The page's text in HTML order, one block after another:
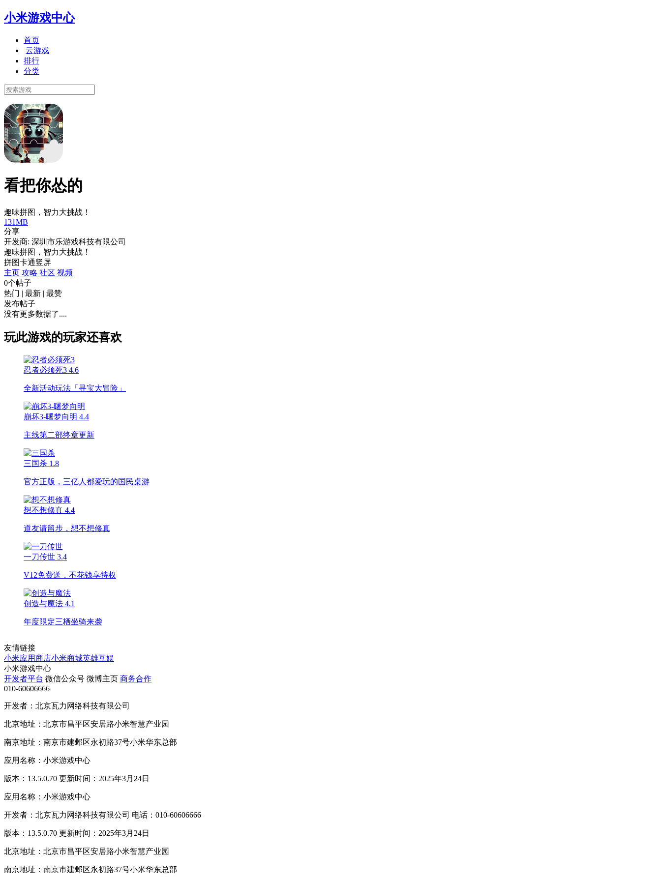
小米游戏中心
首页
云游戏
排行
分类
看把你怂的
趣味拼图，智力大挑战！
131MB
分享
开发商: 深圳市乐游戏科技有限公司
趣味拼图，智力大挑战！
拼图卡通竖屏
主页 攻略 社区 视频
0个帖子
热门 | 最新 | 最赞
发布帖子
没有更多数据了....
玩此游戏的玩家还喜欢
忍者必须死3 4.6
全新活动玩法「寻宝大冒险」
崩坏3-曙梦向明 4.4
主线第二部终章更新
三国杀 1.8
官方正版，三亿人都爱玩的国民桌游
想不想修真 4.4
道友请留步，想不想修真
一刀传世 3.4
V12免费送，不花钱享特权
创造与魔法 4.1
年度限定三栖坐骑来袭
友情链接
小米应用商店小米商城英雄互娱
小米游戏中心
开发者平台 微信公众号 微博主页 商务合作
010-60606666
开发者：北京瓦力网络科技有限公司
北京地址：北京市昌平区安居路小米智慧产业园
南京地址：南京市建邺区永初路37号小米华东总部
应用名称：小米游戏中心
版本：13.5.0.70 更新时间：2025年3月24日
应用名称：小米游戏中心
开发者：北京瓦力网络科技有限公司 电话：010-60606666
版本：13.5.0.70 更新时间：2025年3月24日
北京地址：北京市昌平区安居路小米智慧产业园
南京地址：南京市建邺区永初路37号小米华东总部